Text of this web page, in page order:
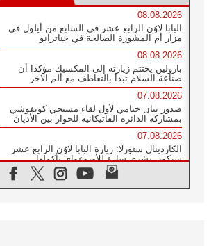
08.08.2026
البابا لاوُن الرابع عشر في السابع من أيلول في
مزار أم المشورة الصالحة في جناتزانو
08.08.2026
بارولين يختتم زيارته إلى المكسيك مؤكدا أن
صناعة السلام تبدأ بالتعاطف مع ألم الآخر
07.08.2026
صدور بيان ختامي لأول لقاء مسيحي كونفوشي
بمشاركة الدائرة الفاتيكانية للحوار بين الأديان
07.08.2026
الكاردينال ستورلا: زيارة البابا لاوُن الرابع عشر
ستكون بشرى سارة للأوروغواي بأكملها
الفاتيكان يعلن برنامج الزيارة الرسولية للبابا لاوُن